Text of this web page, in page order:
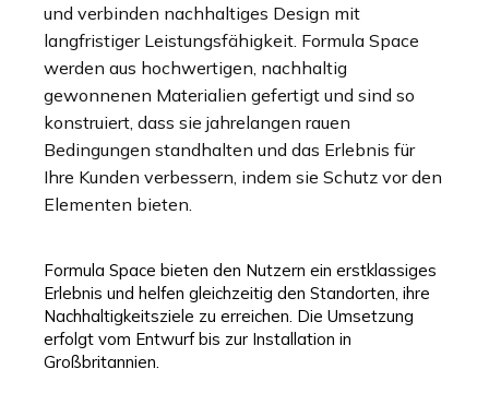
und verbinden nachhaltiges Design mit
langfristiger Leistungsfähigkeit. Formula Space
werden aus hochwertigen, nachhaltig
gewonnenen Materialien gefertigt und sind so
konstruiert, dass sie jahrelangen rauen
Bedingungen standhalten und das Erlebnis für
Ihre Kunden verbessern, indem sie Schutz vor den
Elementen bieten.
Formula Space bieten den Nutzern ein erstklassiges
Erlebnis und helfen gleichzeitig den Standorten, ihre
Nachhaltigkeitsziele zu erreichen. Die Umsetzung
erfolgt vom Entwurf bis zur Installation in
Großbritannien.